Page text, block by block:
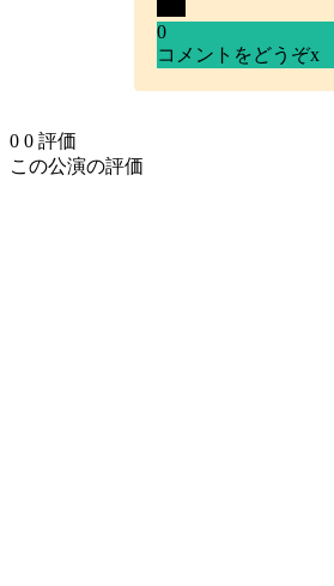
0
コメントをどうぞx
0 0 評価
この公演の評価